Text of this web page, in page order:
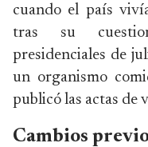
cuando el país
tras su
presidenciales de
un organismo
publicó las actas de
Cambios